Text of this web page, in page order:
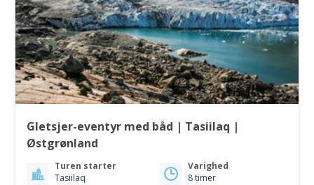
Gletsjer-eventyr med båd | Tasiilaq |
Østgrønland
Turen starter
Tasiilaq
Varighed
8 timer